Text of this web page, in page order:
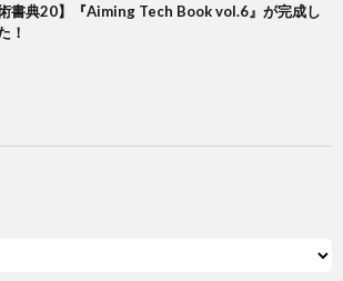
術書典20】『Aiming Tech Book vol.6』が完成し
！